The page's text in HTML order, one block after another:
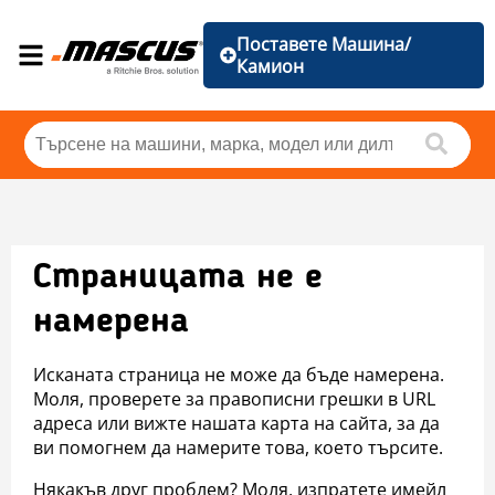
Поставете Машина/
Камион
Страницата не е
намерена
Исканата страница не може да бъде намерена.
Моля, проверете за правописни грешки в URL
адреса или вижте нашата карта на сайта, за да
ви помогнем да намерите това, което търсите.
Някакъв друг проблем? Моля, изпратете имейл